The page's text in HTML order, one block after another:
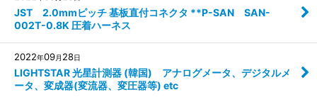
JST 2.0mmピッチ 基板直付コネクタ **P-SAN SAN-
002T-0.8K 圧着ハーネス
2022年09月 28日
LIGHTSTAR 光星計測器 (韓国) アナログメータ、デジタルメ
ータ、変成器(変流器、変圧器等) etc